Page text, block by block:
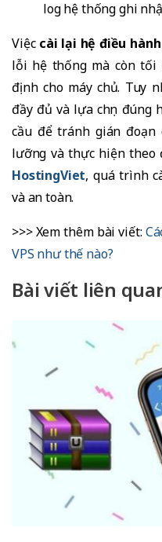
log hệ thống ghi
Việc cài lại hệ điều hành
lỗi hệ thống mà còn
định cho máy chủ. Tuy
đầy đủ và lựa chọn
cầu để tránh gián đoạn
lưỡng và thực hiện theo
HostingViet, quá trình
và an toàn.
>>> Xem thêm bài viết:
VPS như thế nào?
Bài viết liên